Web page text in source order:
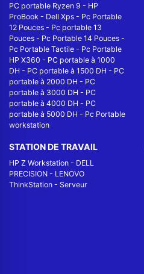
PC portable Ryzen 9 - HP
ProBook - Dell Xps - Pc Portable
12 Pouces - Pc portable 13
Pouces - Pc Portable 14 Pouces -
Pc Portable Tactile - Pc Portable
HP X360 - PC portable à 1000
DH - PC portable à 1500 DH - PC
portable à 2000 DH - PC
portable à 3000 DH - PC
portable à 4000 DH - PC
portable à 5000 DH - Pc Portable
workstation
STATION DE TRAVAIL
HP Z Workstation - DELL
PRECISION - LENOVO
ThinkStation - Serveur